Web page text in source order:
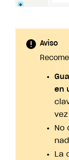
Aviso
en
No
La